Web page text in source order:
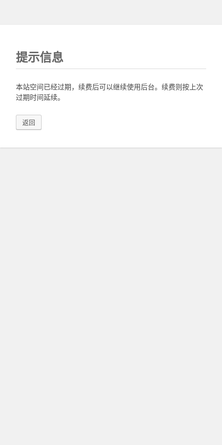
提示信息
本站空间已经过期，续费后可以继续使用后台。续费则按上次
过期时间延续。
返回